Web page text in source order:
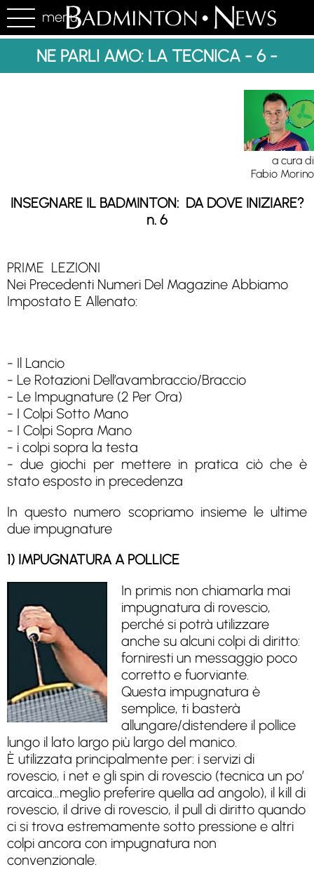
menu
NE PARLI AMO: LA TECNICA - 6 -
a cura di
Fabio Morino
INSEGNARE IL BADMINTON: DA DOVE INIZIARE?
n. 6
PRIME LEZIONI
Nei Precedenti Numeri Del Magazine Abbiamo
Impostato E Allenato:
- Il Lancio
- Le Rotazioni Dell’avambraccio/Braccio
- Le Impugnature (2 Per Ora)
- I Colpi Sotto Mano
- I Colpi Sopra Mano
- i colpi sopra la testa
- due giochi per mettere in pratica ciò che è
stato esposto in precedenza
In questo numero scopriamo insieme le ultime
due impugnature
1) IMPUGNATURA A POLLICE
In primis non chiamarla mai
impugnatura di rovescio,
perché si potrà utilizzare
anche su alcuni colpi di diritto:
forniresti un messaggio poco
corretto e fuorviante.
Questa impugnatura è
semplice, ti basterà
allungare/distendere il pollice
lungo il lato largo più largo del manico.
È utilizzata principalmente per: i servizi di
rovescio, i net e gli spin di rovescio (tecnica un po’
arcaica…meglio preferire quella ad angolo), il kill di
rovescio, il drive di rovescio, il pull di diritto quando
ci si trova estremamente sotto pressione e altri
colpi ancora con impugnatura non
convenzionale.